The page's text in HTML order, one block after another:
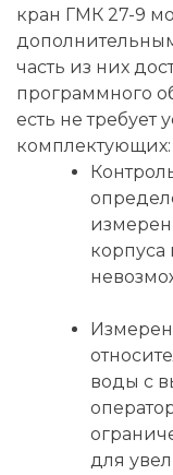
кран ГМК 27-9
часть из них
программного
есть не требует
комплектующих:
корпуса
воды с
для